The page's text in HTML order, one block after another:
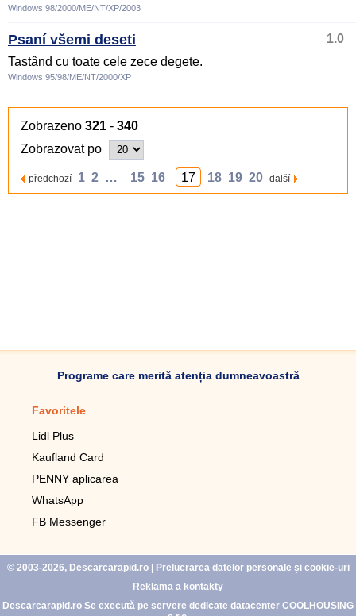
Windows 98/2000/ME/NT/XP/2003
Psaní všemi deseti
1.0
Tastând cu toate cele zece degete.
Windows 95/98/ME/NT/2000/XP
Zobrazeno 321 - 340
Zobrazovat po
předchozí 1 2 … 15 16 17 18 19 20 další
Programe care merită atenția dumneavoastră
Favoritele
Lidl Plus
Kaufland Card
PENNY aplicarea
WhatsApp
FB Messenger
© 2003-2026, Descarcarapid.ro|
Prelucrarea datelor personale și cookie-uri
Reklama a kontakty
Descarcarapid.ro Se execută pe servere dedicate datacenter COOLHOUSING